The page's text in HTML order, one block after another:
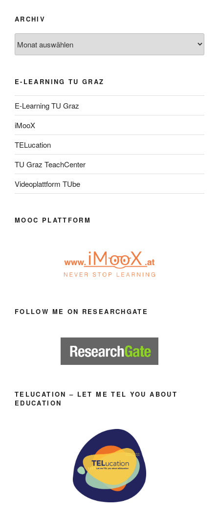
ARCHIV
E-LEARNING TU GRAZ
E-Learning TU Graz
iMooX
TELucation
TU Graz TeachCenter
Videoplattform TUbe
MOOC PLATTFORM
FOLLOW ME ON RESEARCHGATE
TELUCATION – LET ME TEL YOU ABOUT
EDUCATION